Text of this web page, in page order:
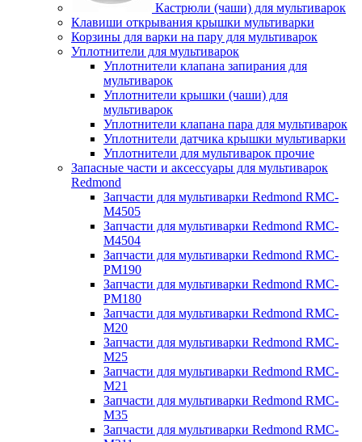
Кастрюли (чаши) для мультиварок
Клавиши открывания крышки мультиварки
Корзины для варки на пару для мультиварок
Уплотнители для мультиварок
Уплотнители клапана запирания для
мультиварок
Уплотнители крышки (чаши) для
мультиварок
Уплотнители клапана пара для мультиварок
Уплотнители датчика крышки мультиварки
Уплотнители для мультиварок прочие
Запасные части и аксессуары для мультиварок
Redmond
Запчасти для мультиварки Redmond RMC-
M4505
Запчасти для мультиварки Redmond RMC-
M4504
Запчасти для мультиварки Redmond RMC-
PM190
Запчасти для мультиварки Redmond RMC-
PM180
Запчасти для мультиварки Redmond RMC-
M20
Запчасти для мультиварки Redmond RMC-
M25
Запчасти для мультиварки Redmond RMC-
M21
Запчасти для мультиварки Redmond RMC-
M35
Запчасти для мультиварки Redmond RMC-